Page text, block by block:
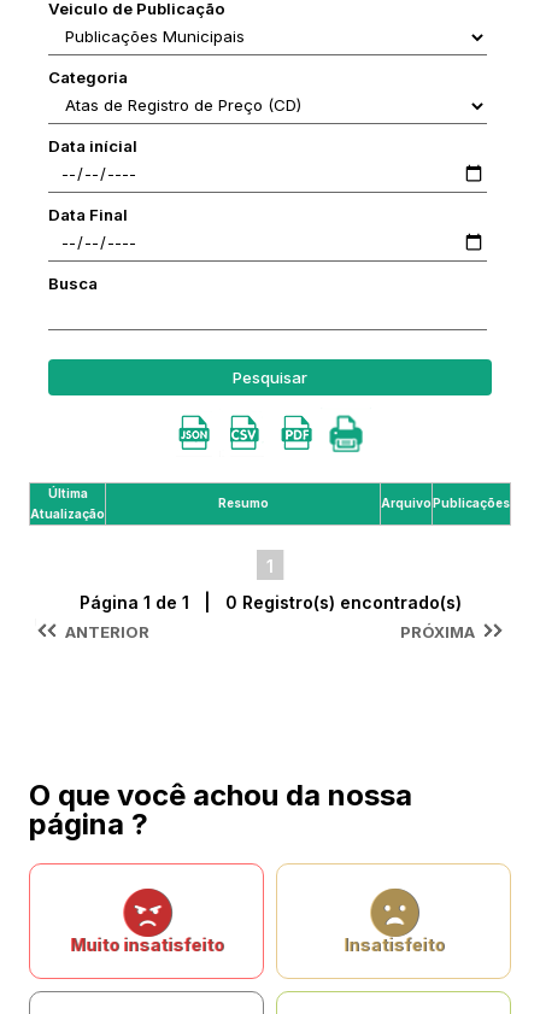
Veiculo de Publicação
Categoria
Data inícial
Data Final
Busca
Pesquisar
Última
Atualização
Resumo ArquivoPublicações
1
ANTERIOR
Página 1 de 1 | 0 Registro(s) encontrado(s)
PRÓXIMA
O que você achou da nossa
página ?
Muito insatisfeito Insatisfeito